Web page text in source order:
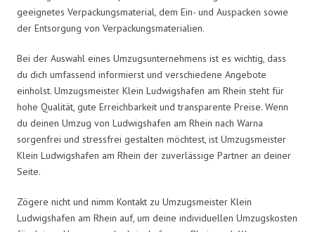
geeignetes Verpackungsmaterial, dem Ein- und Auspacken sowie
der Entsorgung von Verpackungsmaterialien.
Bei der Auswahl eines Umzugsunternehmens ist es wichtig, dass
du dich umfassend informierst und verschiedene Angebote
einholst. Umzugsmeister Klein Ludwigshafen am Rhein steht für
hohe Qualität, gute Erreichbarkeit und transparente Preise. Wenn
du deinen Umzug von Ludwigshafen am Rhein nach Warna
sorgenfrei und stressfrei gestalten möchtest, ist Umzugsmeister
Klein Ludwigshafen am Rhein der zuverlässige Partner an deiner
Seite.
Zögere nicht und nimm Kontakt zu Umzugsmeister Klein
Ludwigshafen am Rhein auf, um deine individuellen Umzugskosten